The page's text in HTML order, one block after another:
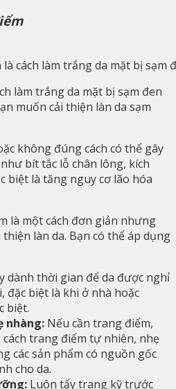
cách làm trắng da mặt bị sạm
làm trắng da mặt bị sạm đen
muốn cải thiện làn da sạm
không đúng cách có thể gây
bít tắc lỗ chân lông, kích
biệt là tăng nguy cơ lão hóa
là một cách đơn giản nhưng
làn da. Bạn có thể áp dụng
dành thời gian để da được nghỉ
đặc biệt là khi ở nhà hoặc
biệt.
nhàng: Nếu cần trang điểm,
trang điểm tự nhiên, nhẹ
các sản phẩm có nguồn gốc
cho da.
Luôn tẩy trang kỹ trước